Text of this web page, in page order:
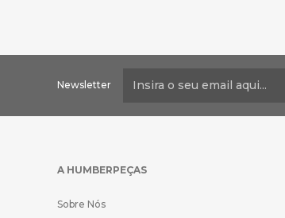
Newsletter
A HUMBERPEÇAS
Sobre Nós